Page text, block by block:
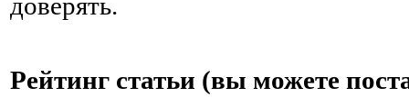
Рейтинг статьи (вы можете